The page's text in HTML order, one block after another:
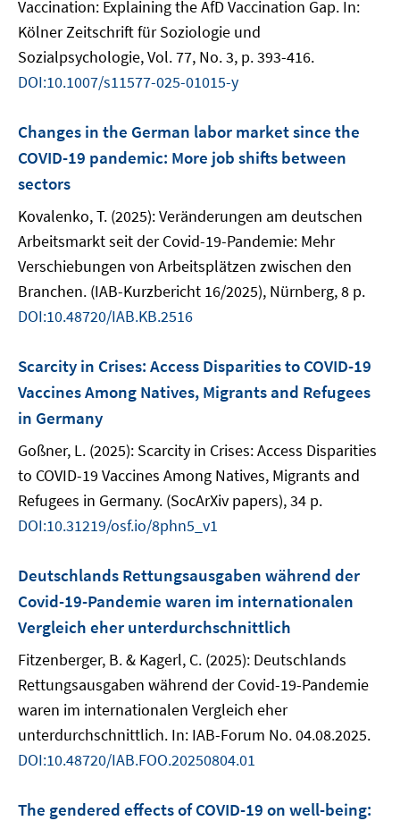
Vaccination: Explaining the AfD Vaccination Gap. In:
Kölner Zeitschrift für Soziologie und
Sozialpsychologie, Vol. 77, No. 3, p. 393-416.
DOI:10.1007/s11577-025-01015-y
Changes in the German labor market since the
COVID-19 pandemic: More job shifts between
sectors
Kovalenko, T. (2025): Veränderungen am deutschen
Arbeitsmarkt seit der Covid-19-Pandemie: Mehr
Verschiebungen von Arbeitsplätzen zwischen den
Branchen. (IAB-Kurzbericht 16/2025), Nürnberg, 8 p.
DOI:10.48720/IAB.KB.2516
Scarcity in Crises: Access Disparities to COVID-19
Vaccines Among Natives, Migrants and Refugees
in Germany
Goßner, L. (2025): Scarcity in Crises: Access Disparities
to COVID-19 Vaccines Among Natives, Migrants and
Refugees in Germany. (SocArXiv papers), 34 p.
DOI:10.31219/osf.io/8phn5_v1
Deutschlands Rettungsausgaben während der
Covid-19-Pandemie waren im internationalen
Vergleich eher unterdurchschnittlich
Fitzenberger, B. & Kagerl, C. (2025): Deutschlands
Rettungsausgaben während der Covid-19-Pandemie
waren im internationalen Vergleich eher
unterdurchschnittlich. In: IAB-Forum No. 04.08.2025.
DOI:10.48720/IAB.FOO.20250804.01
The gendered effects of COVID-19 on well-being: